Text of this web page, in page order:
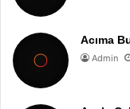
Acıma
Admin